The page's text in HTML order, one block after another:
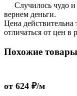
Случилось чудо
вернем деньги.
Цена действительна
отличаться от цен в
Похожие товары
от 624 ₽/м